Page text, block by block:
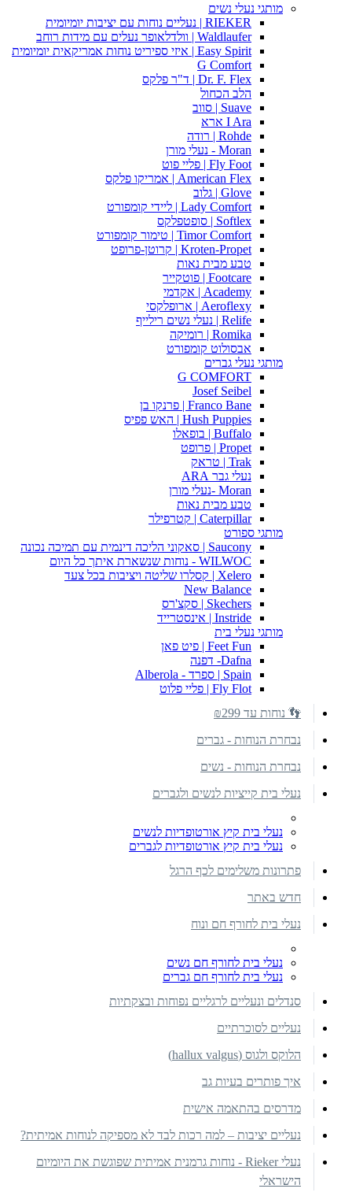
מותגי נעלי נשים
RIEKER | נעליים נוחות עם יציבות יומיומית
Waldlaufer | וולדלאופר נעלים עם מידות רוחב
Easy Spirit | איזי ספיריט נוחות אמריקאית יומיומית
G Comfort
Dr. F. Flex | ד"ר פלקס
הלב הכחול
Suave | סווב
I Ara ארא
Rohde | רודה
Moran - נעלי מורן
Fly Foot | פליי פוט
American Flex | אמריקו פלקס
Glove | גלוב
Lady Comfort | ליידי קומפורט
Softlex | סופטפלקס
Timor Comfort | טימור קומפורט
Kroten-Propet | קרוטן-פרופט
טבע מבית נאות
Footcare | פוטקייר
Academy | אקדמי
Aeroflexy | ארופלקסי
Relife | נעלי נשים רילייף
Romika | רומיקה
אבסולוט קומפורט
מותגי נעלי גברים
G COMFORT
Josef Seibel
Franco Bane | פרנקו בן
Hush Puppies | האש פפיס
Buffalo | בופאלו
Propet | פרופט
Trak | טראק
נעלי גבר ARA
Moran -נעלי מורן
טבע מבית נאות
Caterpillar | קטרפילר
מותגי ספורט
Saucony | סאקוני הליכה דינמית עם תמיכה נכונה
WILWOC - נוחות שנשארת איתך כל היום
Xelero | קסלרו שליטה ויציבות בכל צעד
New Balance
Skechers | סקצ'רס
Instride | אינסטרייד
מותגי נעלי בית
Feet Fun | פיט פאן
Dafna- דפנה
Spain | ספרד - Alberola
Fly Flot | פליי פלוט
👣 נוחות עד ₪299
נבחרת הנוחות - גברים
נבחרת הנוחות - נשים
נעלי בית קייציות לנשים ולגברים
נעלי בית קיץ אורטופדיות לנשים
נעלי בית קיץ אורטופדיות לגברים
פתרונות משלימים לכף הרגל
חדש באתר
נעלי בית לחורף חם ונוח
נעלי בית לחורף חם נשים
נעלי בית לחורף חם גברים
סנדלים ונעליים לרגליים נפוחות ובצקתיות
נעליים לסוכרתיים
הלוקס ולגוס (hallux valgus)
איך פותרים בעיות גב
מדרסים בהתאמה אישית
נעליים יציבות – למה רכות לבד לא מספיקה לנוחות אמיתית?
נעלי Rieker - נוחות גרמנית אמיתית שפוגשת את היומיום
הישראלי